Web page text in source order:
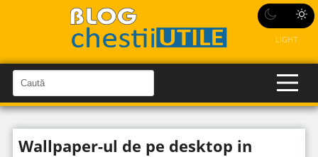
LIGHT
a
u
t
C
a
u
î
n
Wallpaper-ul de pe desktop in